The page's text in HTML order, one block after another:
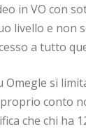
in VO con
livello e non
a tutto
Omegle si
conto
che chi ha